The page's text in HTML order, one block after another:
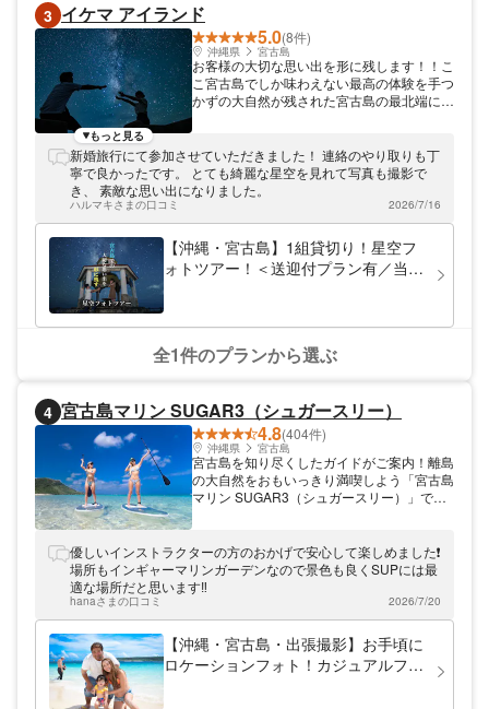
3 イケマ アイランド
5.0(8件)
沖縄県 宮古島
お客様の大切な思い出を形に残します！！こ
こ宮古島でしか味わえない最高の体験を手つ
かずの大自然が残された宮古島の最北端に位
材、ロケーション、送迎などお客様サービス
には自信がありますので選んでもらって後悔
はさせません！映えると大人気沸騰中の夜の
アクティビティ、星空フォトツアーをぜひ体
験してください◎
もっと見る
新婚旅行にて参加させていただきました！ 連絡のやり取りも丁
寧で良かったです。 とても綺麗な星空を見れて写真も撮影で
き、 素敵な思い出になりました。
ハルマキさまの口コミ 2026/7/16
【沖縄・宮古島】1組貸切り！星空フ
ォトツアー！＜送迎付プラン有／当日
全1件のプランから選ぶ
4 宮古島マリン SUGAR3（シュガースリー）
4.8(404件)
沖縄県 宮古島
宮古島を知り尽くしたガイドがご案内！離島
の大自然をおもいっきり満喫しよう「宮古島
マリン SUGAR3（シュガースリー）」で
皆さまに寄り添って、「オシャレな写真が撮
りたい」「初めてだからゆっくり教えてほし
い」などのご要望に親切丁寧に対応させてい
ただきます。明るく優しいスタッフと楽しい
ひとときを過ごしましょう♪
優しいインストラクターの方のおかげで安心して楽しめました❗️
場所もインギャーマリンガーデンなので景色も良くSUPには最
適な場所だと思います‼️
hanaさまの口コミ 2026/7/20
【沖縄・宮古島・出張撮影】お手頃に
ロケーションフォト！カジュアルフォ